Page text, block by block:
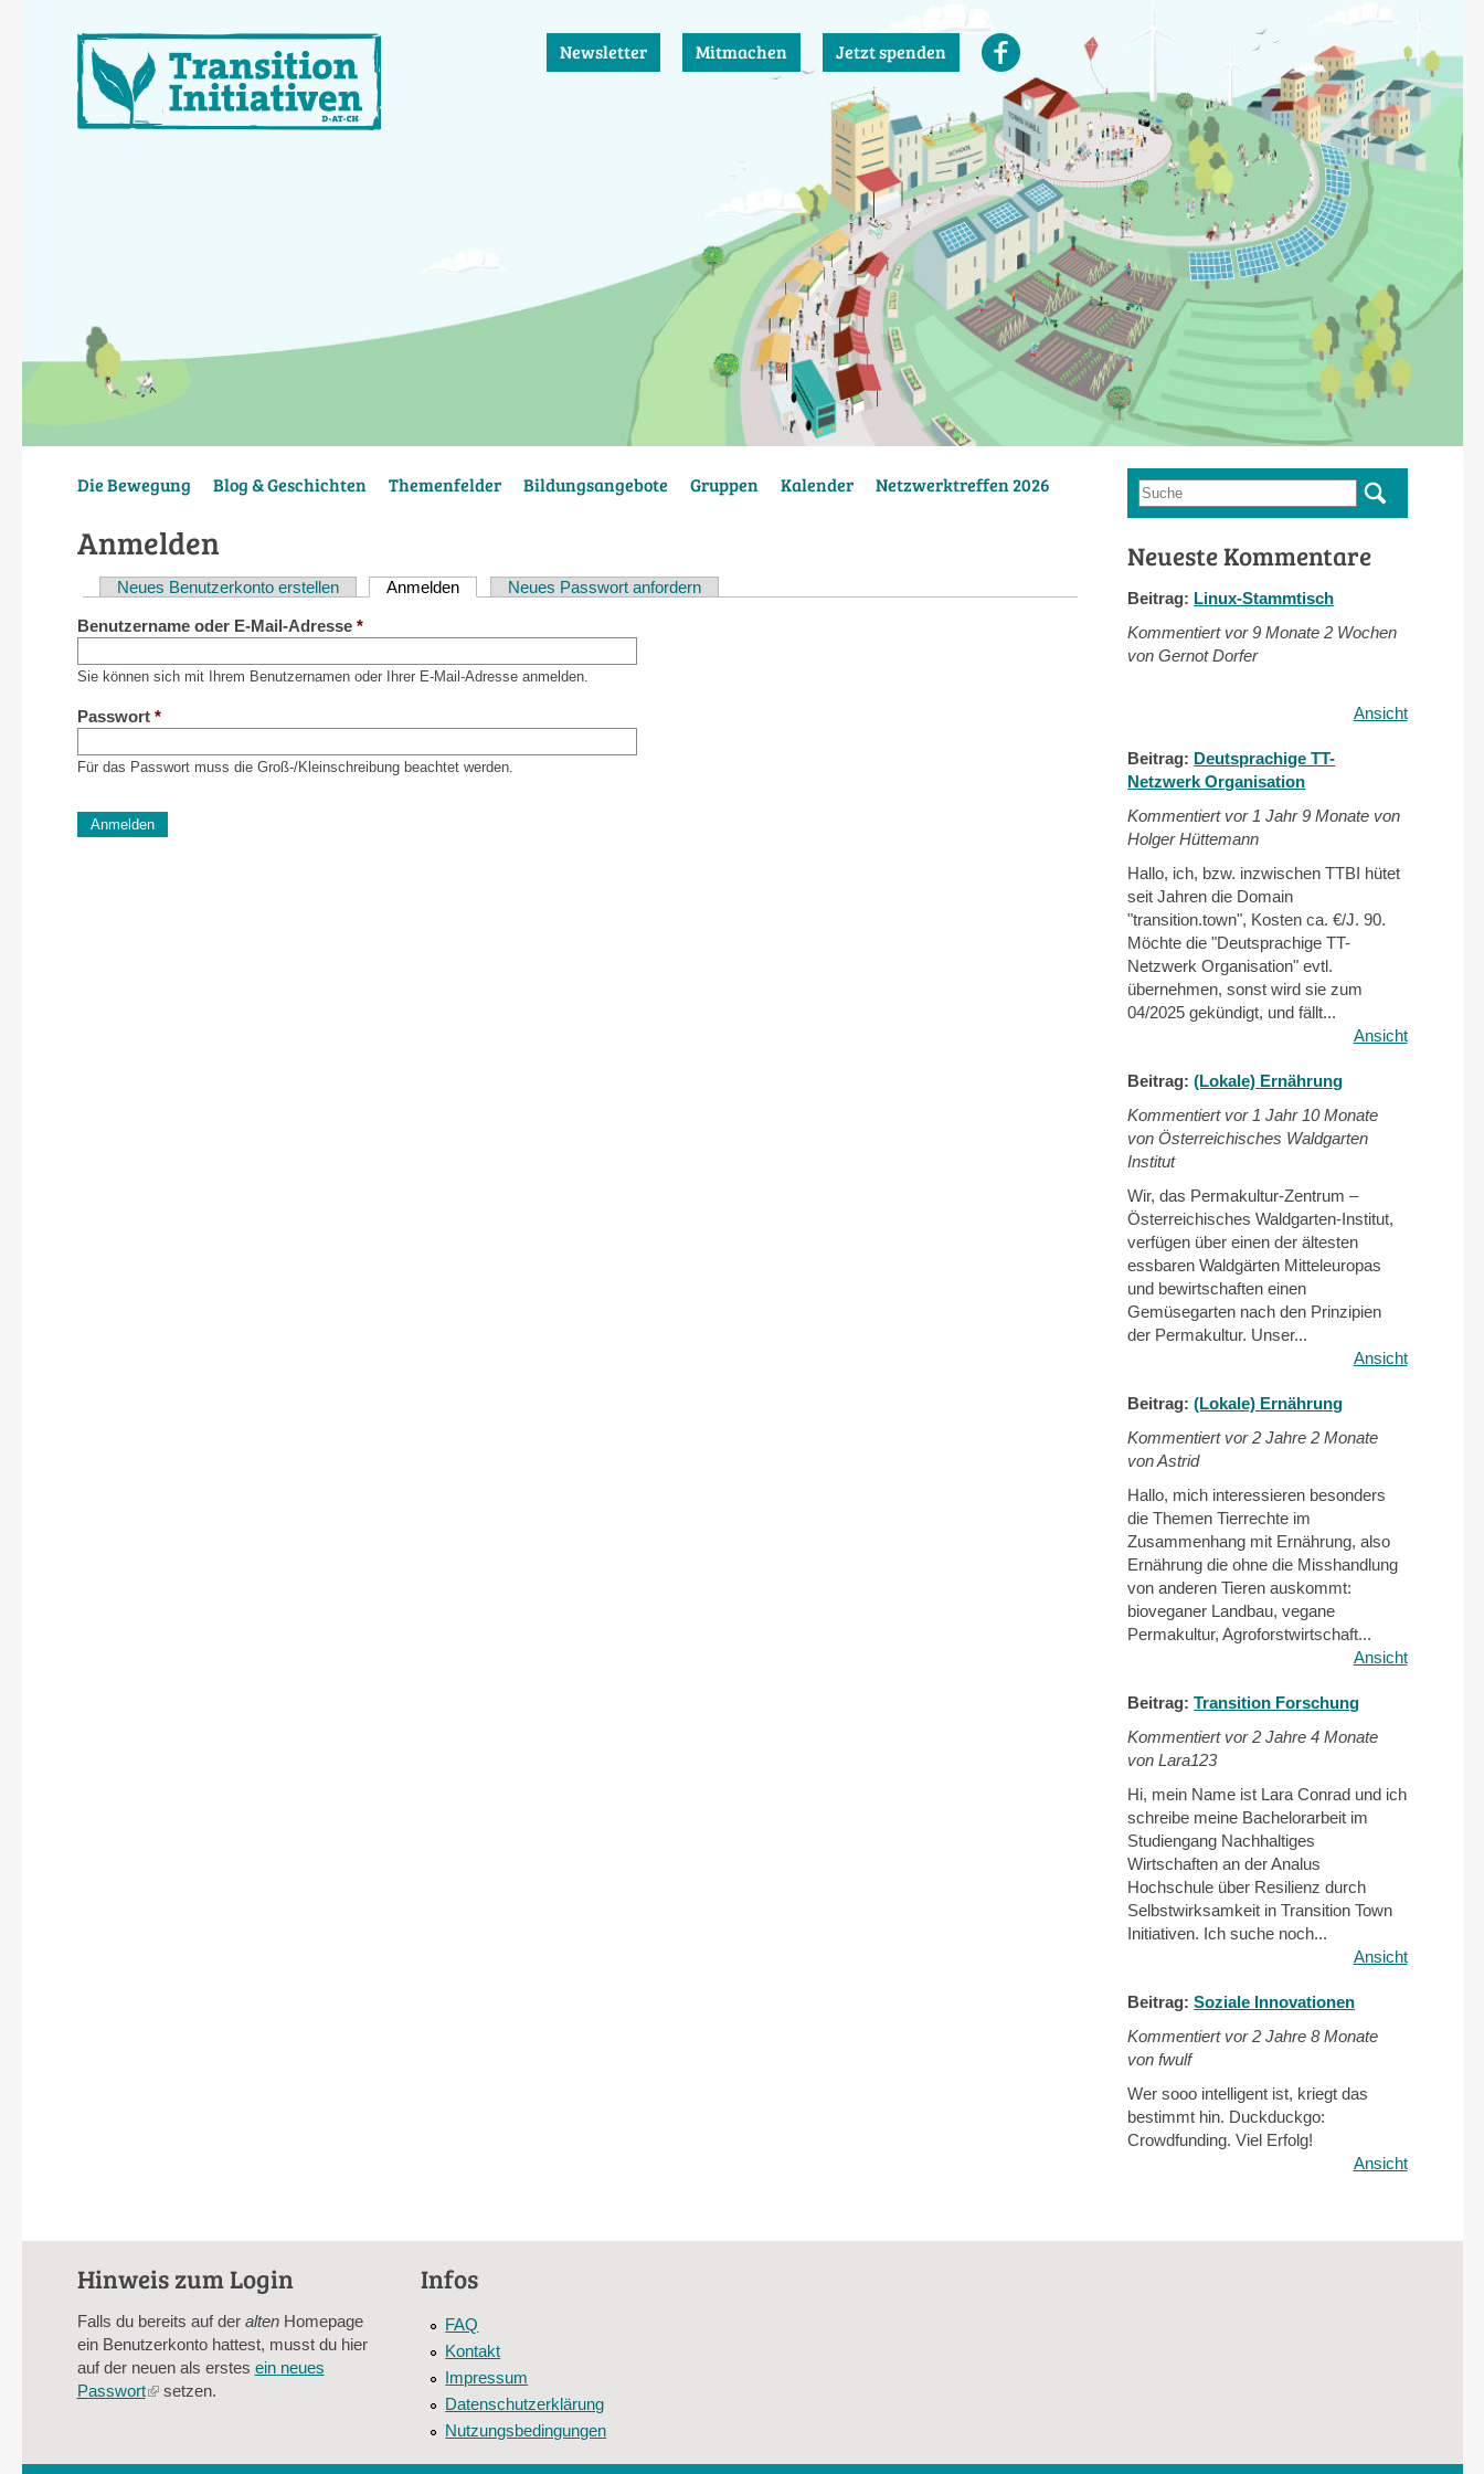
Newsletter Mitmachen Jetzt spenden
Die Bewegung Blog & Geschichten Themenfelder Bildungsangebote Gruppen Kalender Netzwerktreffen 2026
Anmelden
Haupt-
Reiter
Neues Benutzerkonto erstellen Anmelden (aktiver Reiter)
Neues Passwort anfordern
Benutzername oder E-Mail-Adresse *
Sie können sich mit Ihrem Benutzernamen oder Ihrer E-Mail-Adresse anmelden.
Passwort *
Für das Passwort muss die Groß-/Kleinschreibung beachtet werden.
Diese Sicherheitsfrage überprüft, ob Sie ein menschlicher Besucher sind und
Suchformular
Suche
Neueste Kommentare
Beitrag: Linux-Stammtisch
Kommentiert vor9 Monate 2 Wochen
von Gernot Dorfer
Ansicht
Beitrag: Deutsprachige TT-
Netzwerk Organisation
Kommentiert vor 1 Jahr 9 Monate von
Holger Hüttemann
Hallo, ich, bzw. inzwischen TTBI hütet
seit Jahren die Domain
"transition.town", Kosten ca. €/J. 90.
Möchte die "Deutsprachige TT-
Netzwerk Organisation" evtl.
übernehmen, sonst wird sie zum
04/2025 gekündigt, und fällt...
Ansicht
Beitrag:(Lokale) Ernährung
Kommentiert vor 1 Jahr 10 Monate
von Österreichisches Waldgarten
Institut
Wir, das Permakultur-Zentrum –
Österreichisches Waldgarten-Institut,
verfügen über einen der ältesten
essbaren Waldgärten Mitteleuropas
und bewirtschaften einen
Gemüsegarten nach den Prinzipien
der Permakultur. Unser...
Ansicht
Beitrag:(Lokale) Ernährung
Kommentiert vor2 Jahre 2 Monate
von Astrid
Hallo, mich interessieren besonders
die Themen Tierrechte im
Zusammenhang mit Ernährung, also
Ernährung die ohne die Misshandlung
von anderen Tieren auskommt:
bioveganer Landbau, vegane
Permakultur, Agroforstwirtschaft...
Ansicht
Beitrag:Transition Forschung
Kommentiert vor2 Jahre 4 Monate
von Lara123
Hi, mein Name ist Lara Conrad und ich
schreibe meine Bachelorarbeit im
Studiengang Nachhaltiges
Wirtschaften an der Analus
Hochschule über Resilienz durch
Selbstwirksamkeit in Transition Town
Initiativen. Ich suche noch...
Ansicht
Beitrag:Soziale Innovationen
Kommentiert vor2 Jahre 8 Monate
von fwulf
Wer sooo intelligent ist, kriegt das
bestimmt hin. Duckduckgo:
Crowdfunding. Viel Erfolg!
Ansicht
Hinweis zum Login
Falls du bereits auf der altenHomepage
ein Benutzerkonto hattest, musst du hier
auf der neuen als erstes ein neues
Passwort(linksetzen.
Infos
FAQ
Kontakt
Impressum
Datenschutzerklärung
Nutzungsbedingungen